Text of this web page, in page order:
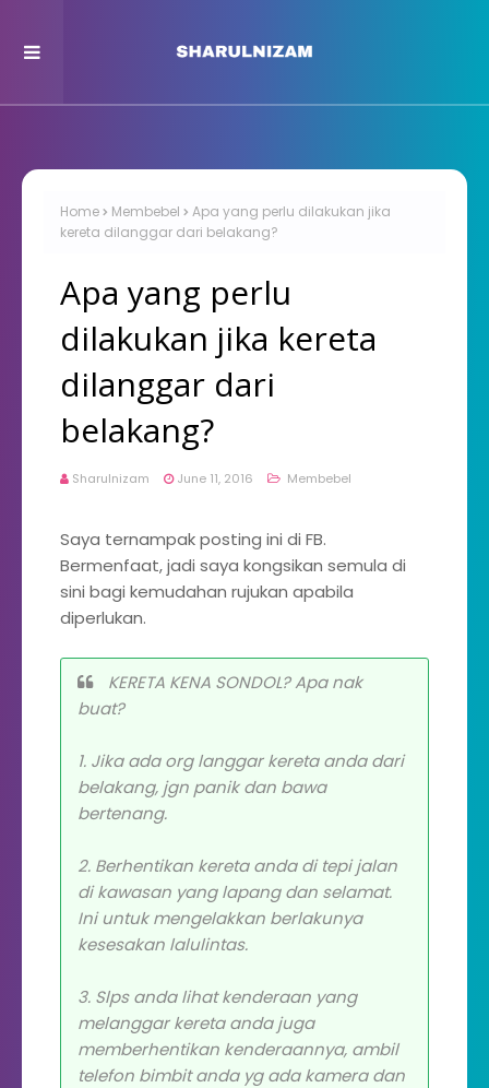
Home Membebel
Apa yang perlu dilakukan jika
kereta dilanggar dari belakang?
Apa yang perlu
dilakukan jika kereta
dilanggar dari
belakang?
Sharulnizam June 11, 2016 Membebel
Saya ternampak posting ini di FB.
Bermenfaat, jadi saya kongsikan semula di
sini bagi kemudahan rujukan apabila
diperlukan.
KERETA KENA SONDOL? Apa nak
buat?
1. Jika ada org langgar kereta anda dari
belakang, jgn panik dan bawa
bertenang.
2. Berhentikan kereta anda di tepi jalan
di kawasan yang lapang dan selamat.
Ini untuk mengelakkan berlakunya
kesesakan lalulintas.
3. Slps anda lihat kenderaan yang
melanggar kereta anda juga
memberhentikan kenderaannya, ambil
telefon bimbit anda yg ada kamera dan